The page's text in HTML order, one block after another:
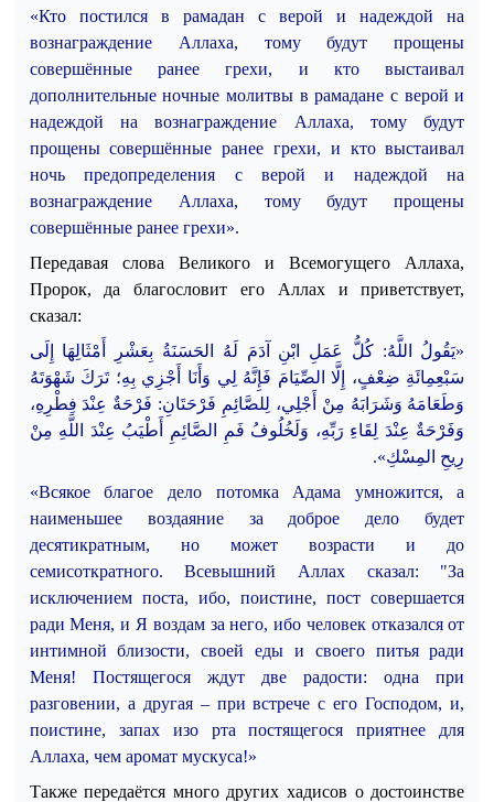
«Кто постился в рамадан с верой и надеждой на
вознаграждение Аллаха, тому будут прощены
совершённые ранее грехи, и кто выстаивал
дополнительные ночные молитвы в рамадане с верой и
надеждой на вознаграждение Аллаха, тому будут
прощены совершённые ранее грехи, и кто выстаивал
ночь предопределения с верой и надеждой на
вознаграждение Аллаха, тому будут прощены
совершённые ранее грехи».
Передавая слова Великого и Всемогущего Аллаха,
Пророк, да благословит его Аллах и приветствует,
сказал:
«يَقُولُ اللَّهُ: كُلُّ عَمَلِ ابْنِ آدَمَ لَهُ الحَسَنَةُ بِعَشْرِ أَمْثَالِهَا إِلَى
سَبْعِمِائَةِ ضِعْفٍ، إِلَّا الصِّيَامَ فَإِنَّهُ لِي وَأَنَا أَجْزِي بِهِ؛ تَرَكَ شَهْوَتَهُ
وَطَعَامَهُ وَشَرَابَهُ مِنْ أَجْلِي، لِلصَّائِمِ فَرْحَتَانِ: فَرْحَةٌ عِنْدَ فِطْرِهِ،
وَفَرْحَةٌ عِنْدَ لِقَاءِ رَبِّهِ، وَلَخُلُوفُ فَمِ الصَّائِمِ أَطْيَبُ عِنْدَ اللَّهِ مِنْ
رِيحِ المِسْكِ».
«Всякое благое дело потомка Адама умножится, а
наименьшее воздаяние за доброе дело будет
десятикратным, но может возрасти и до
семисоткратного. Всевышний Аллах сказал: "За
исключением поста, ибо, поистине, пост совершается
ради Меня, и Я воздам за него, ибо человек отказался от
интимной близости, своей еды и своего питья ради
Меня! Постящегося ждут две радости: одна при
разговении, а другая – при встрече с его Господом, и,
поистине, запах изо рта постящегося приятнее для
Аллаха, чем аромат мускуса!»
Также передаётся много других хадисов о достоинстве